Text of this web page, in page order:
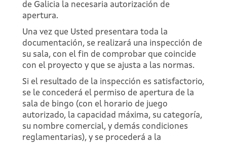
de Galicia la necesaria autorización de
apertura.
Una vez que Usted presentara toda la
documentación, se realizará una inspección de
su sala, con el fin de comprobar que coincide
con el proyecto y que se ajusta a las normas.
Si el resultado de la inspección es satisfactorio,
se le concederá el permiso de apertura de la
sala de bingo (con el horario de juego
autorizado, la capacidad máxima, su categoría,
su nombre comercial, y demás condiciones
reglamentarias), y se procederá a la